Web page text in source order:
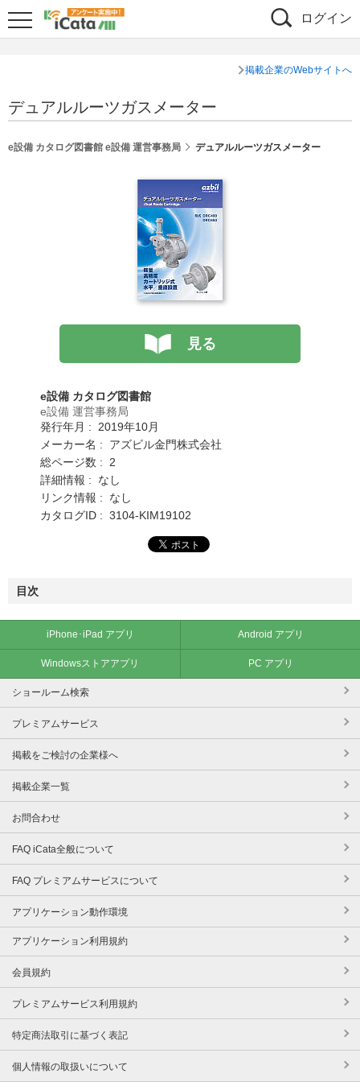
ログイン
掲載企業のWebサイトへ
デュアルルーツガスメーター
e設備 カタログ図書館 e設備 運営事務局 デュアルルーツガスメーター
見る
e設備 カタログ図書館
e設備 運営事務局
発行年月 : 2019年10月
メーカー名 : アズビル金門株式会社
総ページ数 : 2
詳細情報 : なし
リンク情報 : なし
カタログID : 3104-KIM19102
目次
iPhone･iPad アプリ Android アプリ
Windowsストアアプリ PC アプリ
ショールーム検索
プレミアムサービス
掲載をご検討の企業様へ
掲載企業一覧
お問合わせ
FAQ iCata全般について
FAQ プレミアムサービスについて
アプリケーション動作環境
アプリケーション利用規約
会員規約
プレミアムサービス利用規約
特定商法取引に基づく表記
個人情報の取扱いについて